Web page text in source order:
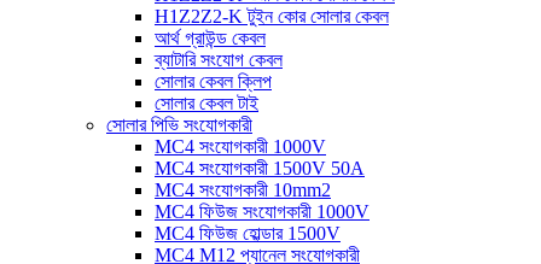
H1Z2Z2-K টুইন কোর সোলার কেবল
আর্থ গ্রাউন্ড কেবল
ব্যাটারি সংযোগ কেবল
সোলার কেবল ক্লিপ
সোলার কেবল টাই
সোলার পিভি সংযোগকারী
MC4 সংযোগকারী 1000V
MC4 সংযোগকারী 1500V 50A
MC4 সংযোগকারী 10mm2
MC4 ফিউজ সংযোগকারী 1000V
MC4 ফিউজ হোল্ডার 1500V
MC4 M12 প্যানেল সংযোগকারী